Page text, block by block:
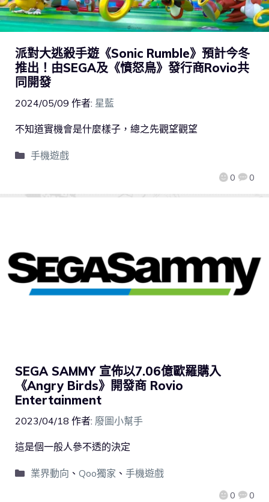
派對大逃殺手遊《Sonic Rumble》預計今冬
推出！由SEGA及《憤怒鳥》發行商Rovio共
同開發
2024/05/09 作者: 星藍
0 0
不知道實機會是什麼樣子，總之先觀望觀望
手機遊戲
SEGA SAMMY 宣佈以7.06億歐羅購入
《Angry Birds》開發商 Rovio
Entertainment
2023/04/18 作者: 廢圖小幫手
0 0
這是個一般人參不透的決定
業界動向 、 Qoo獨家 、 手機遊戲